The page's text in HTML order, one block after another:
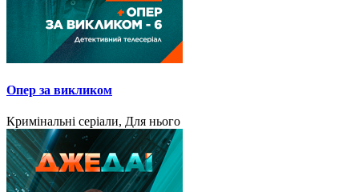
Опер за викликом
Кримінальні серіали, Для нього